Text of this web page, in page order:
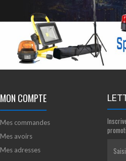
MON COMPTE
Mes commandes
Mes avoirs
Mes adresses